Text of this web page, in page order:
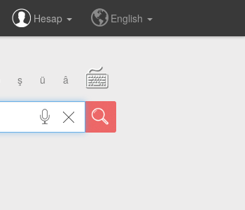
Hesap English
ş ü â